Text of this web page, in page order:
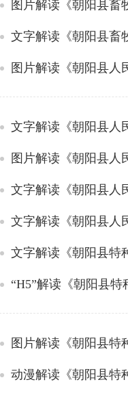
图片解读《朝阳县人
文字解读《朝阳县人
文字解读《朝阳县人
文字解读《朝阳县特
“H5”解读《朝阳县
图片解读《朝阳县特
动漫解读《朝阳县特